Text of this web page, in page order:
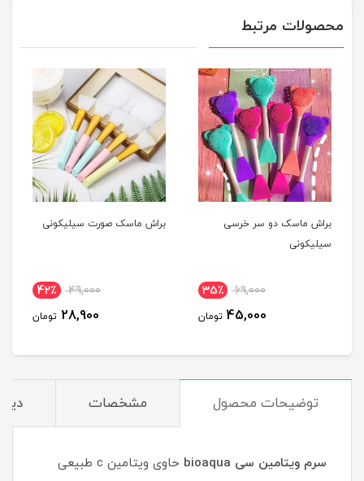
محصولات مرتبط
براش ماسک دو سر خرسی
سیلیکونی
69,000 35٪
45,000 تومان
براش ماسک صورت سیلیکونی
49,000 42٪
28,900 تومان
توضیحات محصول مشخصات
سرم ویتامین سی bioaqua
حاوی ویتامین c طبیعی